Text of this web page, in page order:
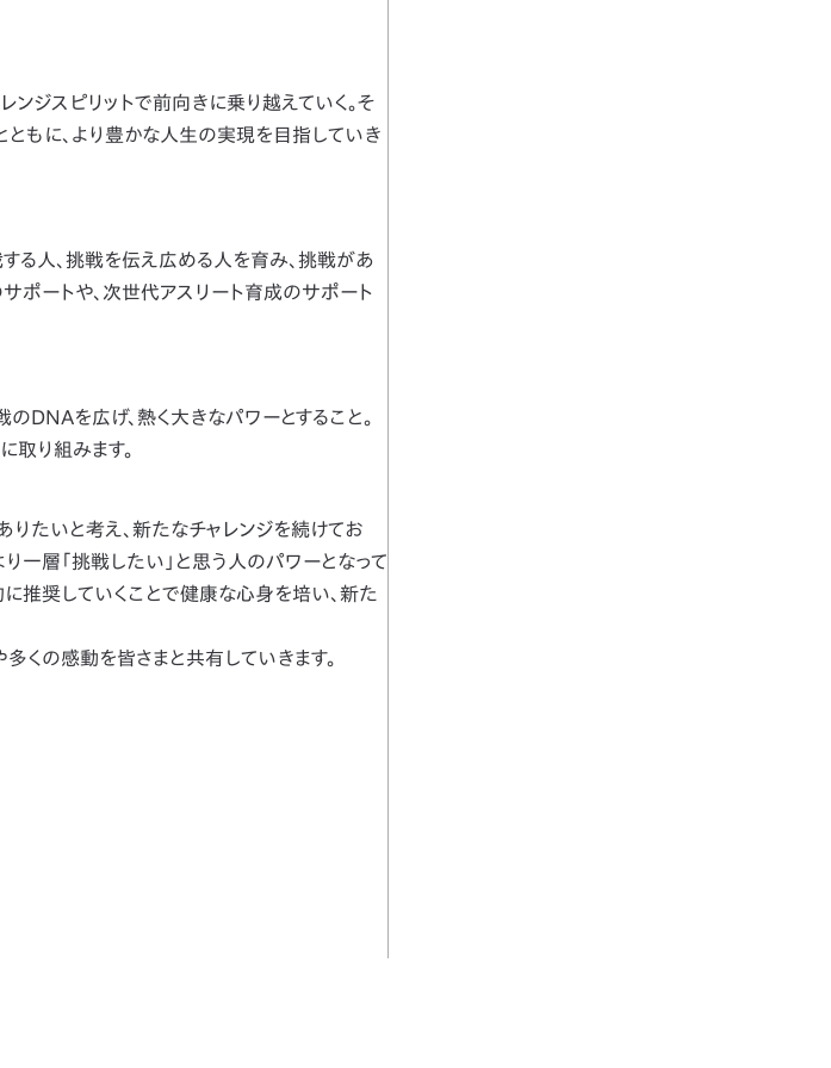
ジスピリットで前向きに乗り越えていく。そ
ともに、より豊かな人生の実現を目指していき
る人、挑戦を伝え広める人を育み、挑戦があ
ポートや、次世代アスリート育成のサポート
DNAを広げ、熱く大きなパワーとすること。
取り組みます。
たいと考え、新たなチャレンジを続けてお
り一層「挑戦したい」と思う人のパワーとなって
推奨していくことで健康な心身を培い、新た
くの感動を皆さまと共有していきます。